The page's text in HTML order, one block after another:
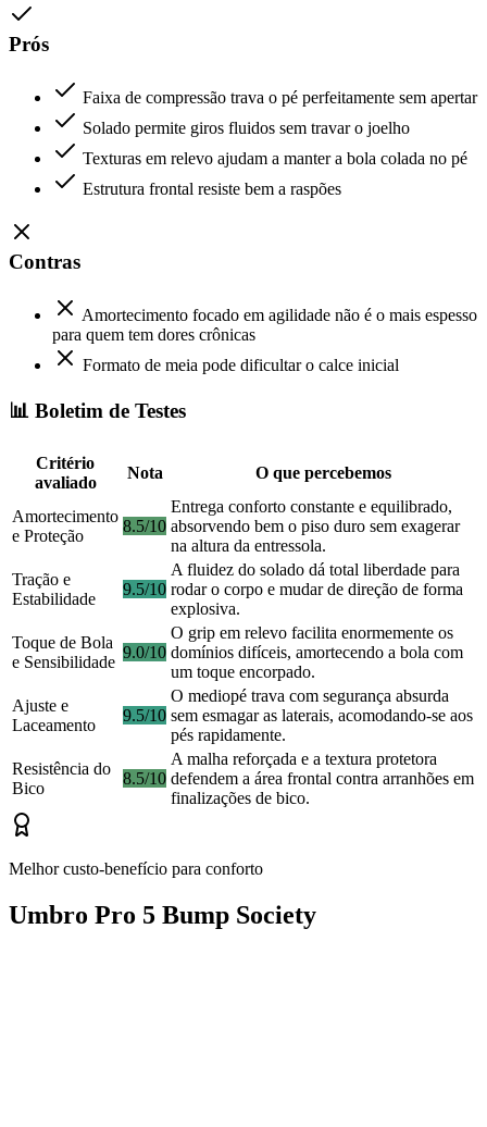
Prós
Faixa de compressão trava o pé perfeitamente sem apertar
Solado permite giros fluidos sem travar o joelho
Texturas em relevo ajudam a manter a bola colada no pé
Estrutura frontal resiste bem a raspões
Contras
Amortecimento focado em agilidade não é o mais espesso
para quem tem dores crônicas
Formato de meia pode dificultar o calce inicial
📊 Boletim de Testes
Critério
avaliado
Nota O que percebemos
Amortecimento
e Proteção
8.5/10
Entrega conforto constante e equilibrado,
absorvendo bem o piso duro sem exagerar
na altura da entressola.
Tração e
Estabilidade
9.5/10
A fluidez do solado dá total liberdade para
rodar o corpo e mudar de direção de forma
explosiva.
Toque de Bola
e Sensibilidade
9.0/10
O grip em relevo facilita enormemente os
domínios difíceis, amortecendo a bola com
um toque encorpado.
Ajuste e
Laceamento
9.5/10
O mediopé trava com segurança absurda
sem esmagar as laterais, acomodando-se aos
pés rapidamente.
Resistência do
Bico
8.5/10
A malha reforçada e a textura protetora
defendem a área frontal contra arranhões em
finalizações de bico.
Melhor custo-benefício para conforto
Umbro Pro 5 Bump Society